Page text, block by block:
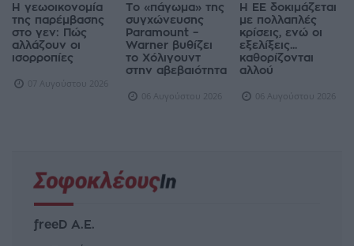
Η γεωοικονομία
της παρέμβασης
στο γεν: Πώς
αλλάζουν οι
ισορροπίες
07 Αυγούστου 2026
Το «πάγωμα» της
συγχώνευσης
Paramount –
Warner βυθίζει
το Χόλιγουντ
στην αβεβαιότητα
06 Αυγούστου 2026
Η ΕΕ δοκιμάζεται
με πολλαπλές
κρίσεις, ενώ οι
εξελίξεις...
καθορίζονται
αλλού
06 Αυγούστου 2026
freeD Α.Ε.